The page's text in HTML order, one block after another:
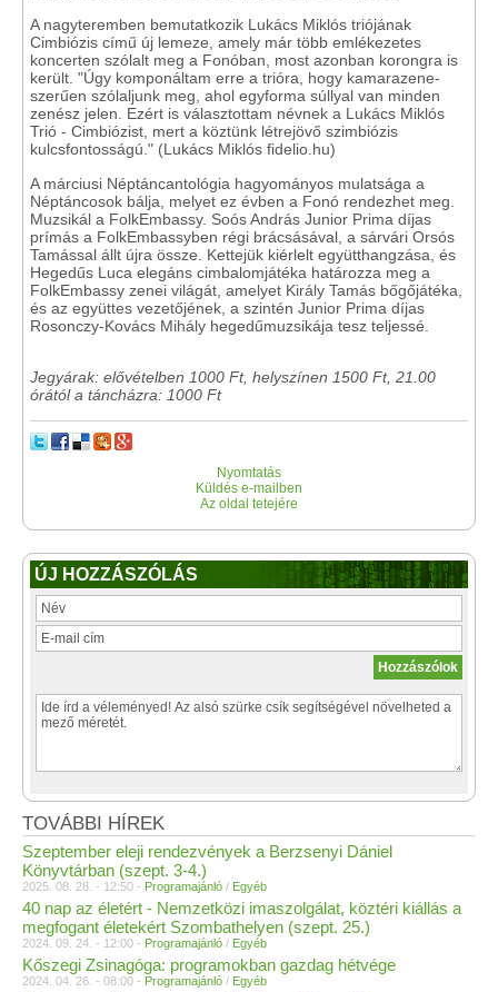
A nagyteremben bemutatkozik Lukács Miklós triójának
Cimbiózis című új lemeze, amely már több emlékezetes
koncerten szólalt meg a Fonóban, most azonban korongra is
került. "Úgy komponáltam erre a trióra, hogy kamarazene-
szerűen szólaljunk meg, ahol egyforma súllyal van minden
zenész jelen. Ezért is választottam névnek a Lukács Miklós
Trió - Cimbiózist, mert a köztünk létrejövő szimbiózis
kulcsfontosságú." (Lukács Miklós fidelio.hu)
A márciusi Néptáncantológia hagyományos mulatsága a
Néptáncosok bálja, melyet ez évben a Fonó rendezhet meg.
Muzsikál a FolkEmbassy. Soós András Junior Prima díjas
prímás a FolkEmbassyben régi brácsásával, a sárvári Orsós
Tamással állt újra össze. Kettejük kiérlelt együtthangzása, és
Hegedűs Luca elegáns cimbalomjátéka határozza meg a
FolkEmbassy zenei világát, amelyet Király Tamás bőgőjátéka,
és az együttes vezetőjének, a szintén Junior Prima díjas
Rosonczy-Kovács Mihály hegedűmuzsikája tesz teljessé.
Jegyárak: elővételben 1000 Ft, helyszínen 1500 Ft, 21.00
órától a táncházra: 1000 Ft
Nyomtatás
Küldés e-mailben
Az oldal tetejére
ÚJ HOZZÁSZÓLÁS
TOVÁBBI HÍREK
Szeptember eleji rendezvények a Berzsenyi Dániel
Könyvtárban (szept. 3-4.)
2025. 08. 28. - 12:50 - Programajánló / Egyéb
40 nap az életért - Nemzetközi imaszolgálat, köztéri kiállás a
megfogant életekért Szombathelyen (szept. 25.)
2024. 09. 24. - 12:00 - Programajánló / Egyéb
Kőszegi Zsinagóga: programokban gazdag hétvége
2024. 04. 26. - 08:00 - Programajánló / Egyéb